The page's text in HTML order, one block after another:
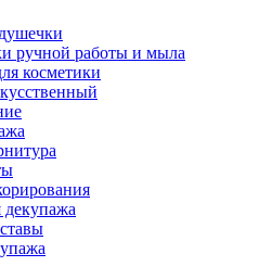
ручной работы и мыла
косметики